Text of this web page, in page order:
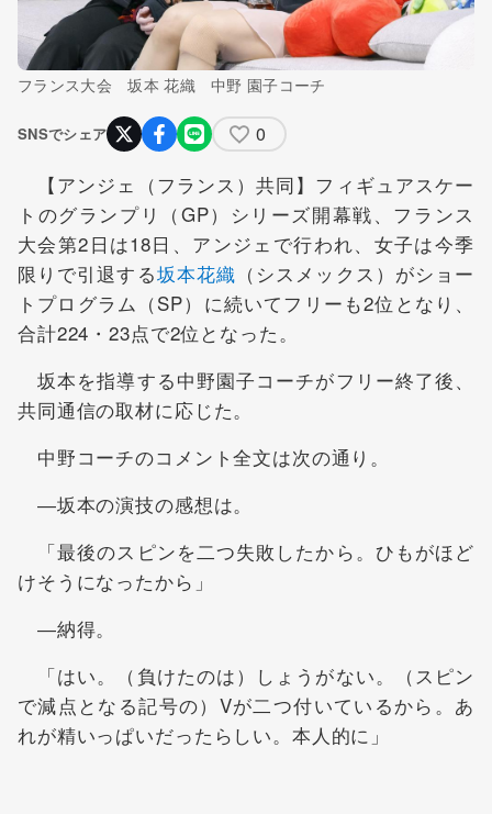
フランス大会 坂本 花織 中野 園子コーチ
SNSでシェア 0
【アンジェ（フランス）共同】フィギュアスケー
トのグランプリ（GP）シリーズ開幕戦、フランス
大会第2日は18日、アンジェで行われ、女子は今季
限りで引退する坂本花織 （シスメックス）がショー
トプログラム（SP）に続いてフリーも2位となり、
合計224・23点で2位となった。
坂本を指導する中野園子コーチがフリー終了後、
共同通信の取材に応じた。
中野コーチのコメント全文は次の通り。
―坂本の演技の感想は。
「最後のスピンを二つ失敗したから。ひもがほど
けそうになったから」
―納得。
「はい。（負けたのは）しょうがない。（スピン
で減点となる記号の）Vが二つ付いているから。あ
れが精いっぱいだったらしい。本人的に」